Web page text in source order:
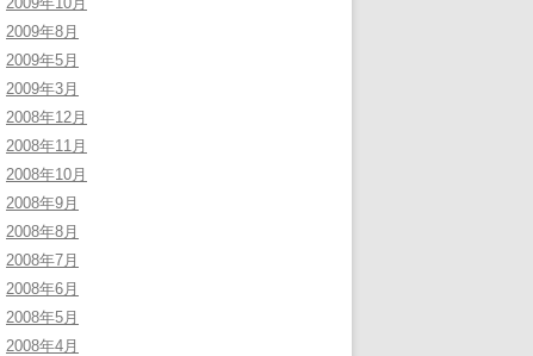
2009年8月
2009年5月
2009年3月
2008年12月
2008年11月
2008年10月
2008年9月
2008年8月
2008年7月
2008年6月
2008年5月
2008年4月